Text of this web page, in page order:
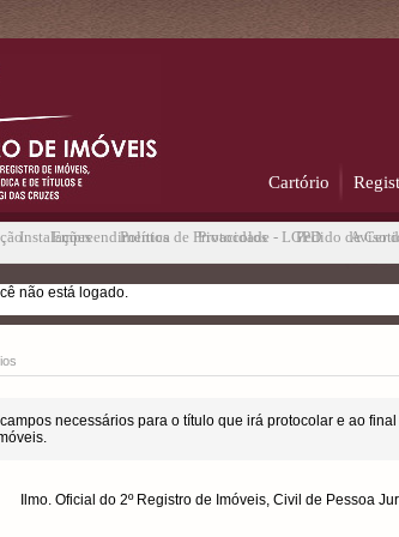
Cartório
Instalações Política de Privacidade - LGPD Aviso
Empreendimentos Protocolos Pedido de
não está logado.
necessários para o título que irá protocolar e ao
Ilmo. Oficial do 2º Registro de Imóveis, Civil de Pessoa